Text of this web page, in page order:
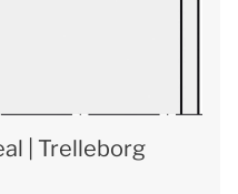
| Trelleborg